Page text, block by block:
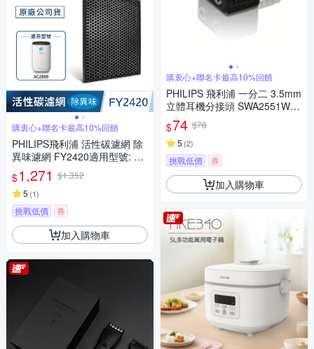
購衷心+聯名卡最高10%回饋
PHILIPS飛利浦 活性碳濾網 除
異味濾網 FY2420適用型號: AC
2889
$1,271 $1,352
5 (1)
挑戰低價 券
加入購物車
購衷心+聯名卡最高10%回饋
PHILIPS 飛利浦 一分二 3.5mm
立體耳機分接頭 SWA2551W/1
$74 $78
5 (2)
挑戰低價 券
加入購物車